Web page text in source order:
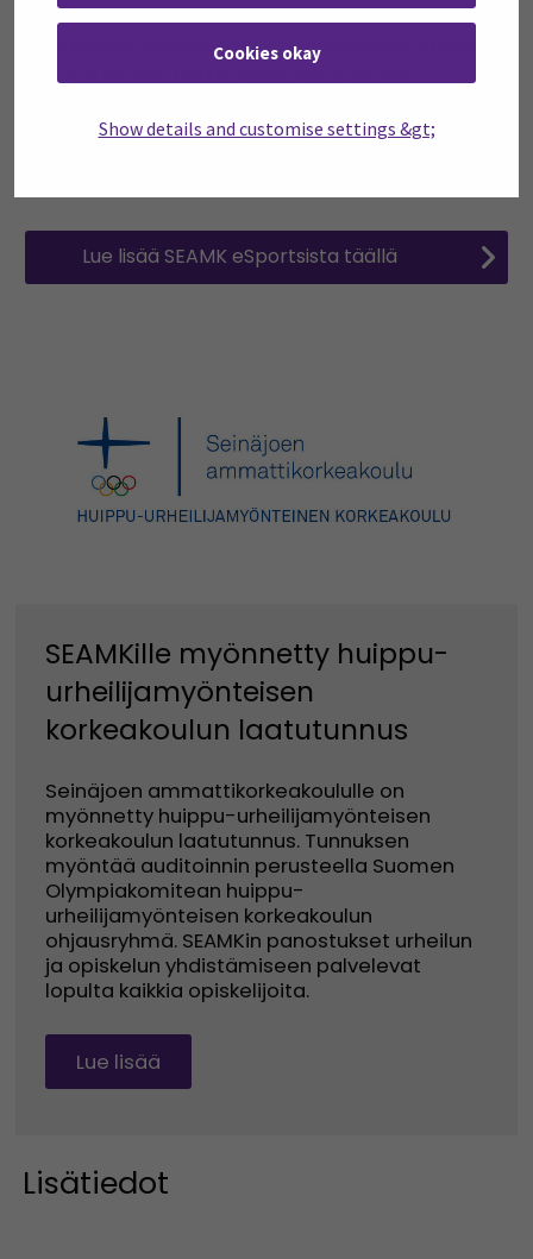
Cookies okay
Show details and customise settings &gt;
kokonaisuuteen, jos se sopii paremmin omiin
aikatauluihin. Opinnot suoritetaan iltapäivien lopuksi tai
iltaisin ja ne eivät haittaa oman alan opintojen
valittujen opiskelijoiden oman alan opinnot
Lue lisää SEAMK eSportsista täällä
SEAMKille myönnetty huippu-
urheilijamyönteisen
korkeakoulun laatutunnus
Seinäjoen ammattikorkeakoululle on
myönnetty huippu-urheilijamyönteisen
korkeakoulun laatutunnus. Tunnuksen
myöntää auditoinnin perusteella Suomen
Olympiakomitean huippu-
urheilijamyönteisen korkeakoulun
ohjausryhmä. SEAMKin panostukset urheilun
ja opiskelun yhdistämiseen palvelevat
lopulta kaikkia opiskelijoita.
Lue lisää
Lisätiedot